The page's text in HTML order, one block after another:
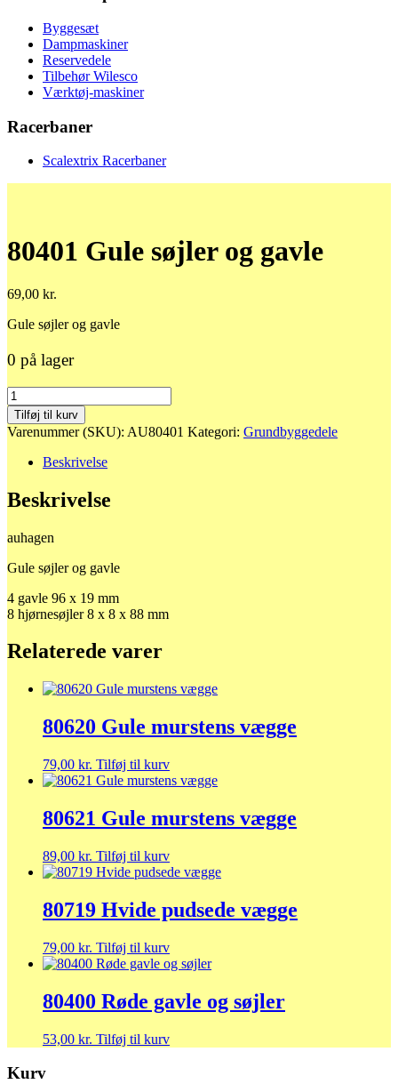
Byggesæt
Dampmaskiner
Reservedele
Tilbehør Wilesco
Værktøj-maskiner
Racerbaner
Scalextrix Racerbaner
80401 Gule søjler og gavle
69,00 kr.
Gule søjler og gavle
0 på lager
80401
Gule
søjler
og
gavle
Tilføj til kurv
Varenummer (SKU): AU80401 Kategori: Grundbyggedele
Beskrivelse
Beskrivelse
auhagen
Gule søjler og gavle
4 gavle 96 x 19 mm
8 hjørnesøjler 8 x 8 x 88 mm
Relaterede varer
80620 Gule murstens vægge
79,00 kr. Tilføj til kurv
80621 Gule murstens vægge
89,00 kr. Tilføj til kurv
80719 Hvide pudsede vægge
79,00 kr. Tilføj til kurv
80400 Røde gavle og søjler
53,00 kr. Tilføj til kurv
Kurv